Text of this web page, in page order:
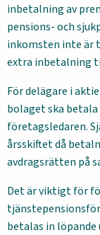
inbetalning av
pensions- och
inkomsten inte är
extra inbetalning
För delägare i
bolaget ska
företagsledaren.
årsskiftet då
avdragsrätten på
Det är viktigt för
betalas in